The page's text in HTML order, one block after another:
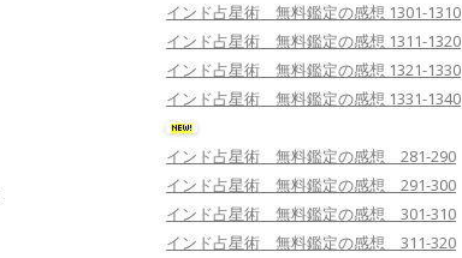
インド占星術 無料鑑定の感想 1301-1310
インド占星術 無料鑑定の感想 1311-1320
インド占星術 無料鑑定の感想 1321-1330
インド占星術 無料鑑定の感想 1331-1340
インド占星術 無料鑑定の感想 281-290
インド占星術 無料鑑定の感想 291-300
インド占星術 無料鑑定の感想 301-310
インド占星術 無料鑑定の感想 311-320